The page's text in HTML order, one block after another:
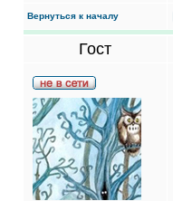
Вернуться к началу
Гост